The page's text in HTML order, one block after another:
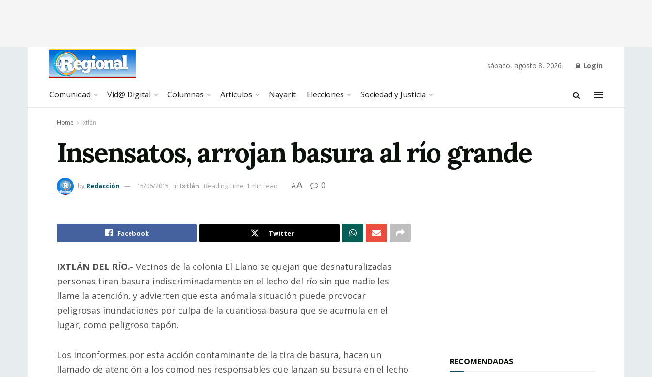
sábado, agosto 8, 2026 Login
Comunidad Vid@ Digital Columnas Artículos Nayarit Elecciones Sociedad y Justicia
Home Ixtlán
Insensatos, arrojan basura al río grande
by Redacción 15/06/2015 in Ixtlán Reading Time: 1 min read AA 0
Facebook Twitter
IXTLÁN DEL RÍO.- Vecinos de la colonia El Llano se quejan que desnaturalizadas
personas tiran basura indiscriminadamente en el lecho del río sin que nadie les
llame la atención, y advierten que esta anómala situación puede provocar
peligrosas inundaciones por culpa de la cuantiosa basura que se acumula en el
lugar, como peligroso tapón.
Los inconformes por esta acción contaminante de la tira de basura, hacen un
llamado de atención a los comodines responsables que lanzan su basura en el lecho
RECOMENDADAS